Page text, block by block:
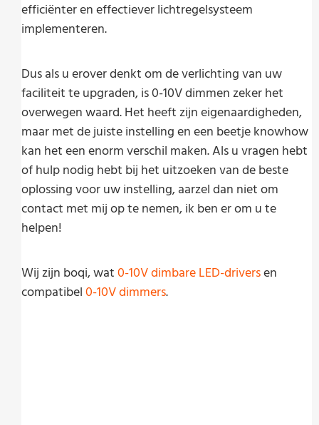
efficiënter en effectiever lichtregelsysteem
implementeren.
Dus als u erover denkt om de verlichting van uw
faciliteit te upgraden, is 0-10V dimmen zeker het
overwegen waard. Het heeft zijn eigenaardigheden,
maar met de juiste instelling en een beetje knowhow
kan het een enorm verschil maken. Als u vragen hebt
of hulp nodig hebt bij het uitzoeken van de beste
oplossing voor uw instelling, aarzel dan niet om
contact met mij op te nemen, ik ben er om u te
helpen!
Wij zijn boqi, wat 0-10V dimbare LED-driversen
compatibel 0-10V dimmers.